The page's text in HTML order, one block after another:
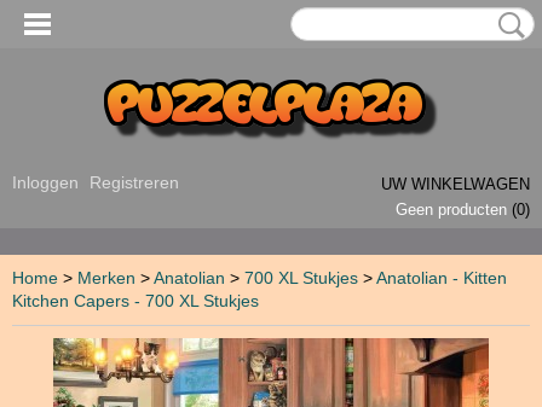
Inloggen Registreren
UW WINKELWAGEN
Geen producten (0)
Home > Merken >Anatolian > 700 XL Stukjes >Anatolian - Kitten
Kitchen Capers - 700 XL Stukjes